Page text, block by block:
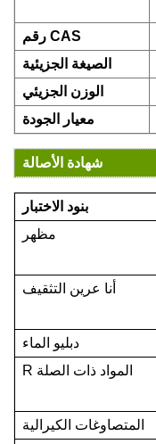
رقم CAS
الصيغة الجزيئية
الوزن الجزيئي
معيار الجودة
شهادة الأصالة
بنود الاختبار
مظهر
أنا عرين التثقيف
دبليو الماء
R المواد ذات الصلة
المتصاوغات الكيرالية